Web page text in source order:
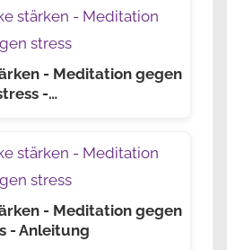
- Meditation gegen
-…
- Meditation gegen
- Anleitung